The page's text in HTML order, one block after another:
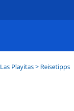
Las Playitas> Reisetipps